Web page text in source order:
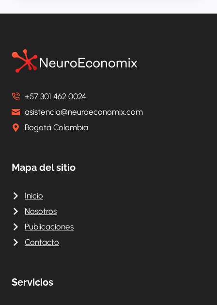
2018
+57 301 462 0024
asistencia@neuroeconomix.com
Bogotá Colombia
Mapa del sitio
Inicio
Nosotros
Publicaciones
Contacto
Servicios